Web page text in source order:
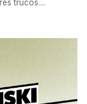
trucos....